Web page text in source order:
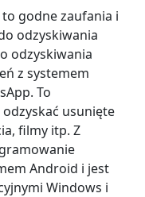
to godne zaufania i
odzyskiwania
odzyskiwania
z systemem
To
usunięte
filmy itp. Z
Android i jest
Windows i